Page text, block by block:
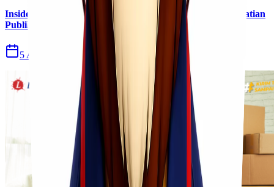
Insiden Kebakaran KM Mutiara Sentosa II Menjadi Perhatian
Publik
5 Agu 2026